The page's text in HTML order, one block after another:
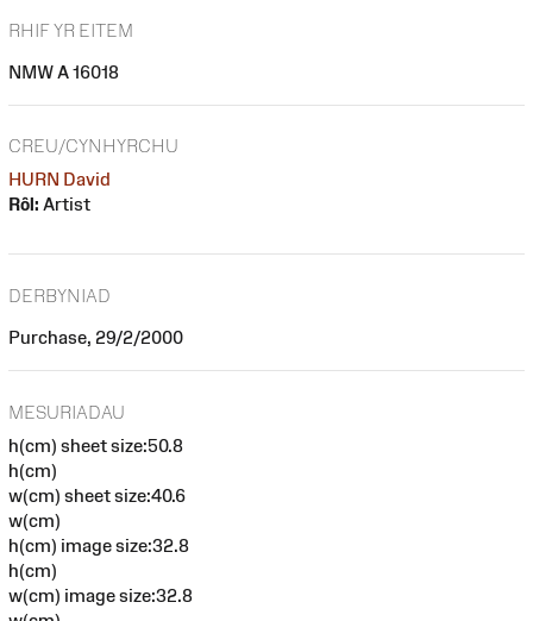
RHIF YR EITEM
NMW A 16018
CREU/CYNHYRCHU
HURN David
Rôl: Artist
DERBYNIAD
Purchase, 29/2/2000
MESURIADAU
h(cm) sheet size:50.8
h(cm)
w(cm) sheet size:40.6
w(cm)
h(cm) image size:32.8
h(cm)
w(cm) image size:32.8